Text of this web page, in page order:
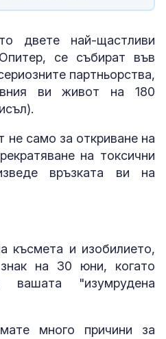
двете най-щастливи
се събират във
партньорства,
ви живот на 180
не само за откриване на
на токсични
връзката ви на
късмета и изобилието,
на 30 юни, когато
вашата "изумрудена
много причини за